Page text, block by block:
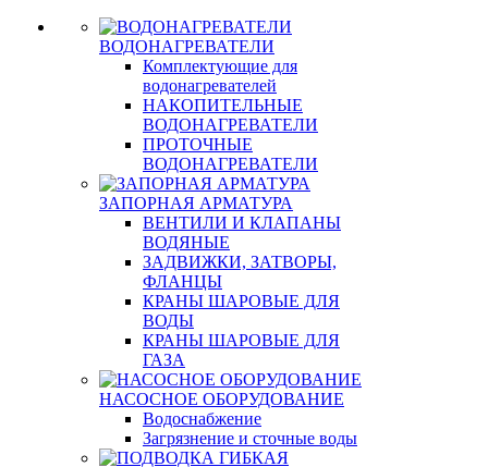
ВОДОНАГРЕВАТЕЛИ
Комплектующие для
водонагревателей
НАКОПИТЕЛЬНЫЕ
ВОДОНАГРЕВАТЕЛИ
ПРОТОЧНЫЕ
ВОДОНАГРЕВАТЕЛИ
ЗАПОРНАЯ АРМАТУРА
ВЕНТИЛИ И КЛАПАНЫ
ВОДЯНЫЕ
ЗАДВИЖКИ, ЗАТВОРЫ,
ФЛАНЦЫ
КРАНЫ ШАРОВЫЕ ДЛЯ
ВОДЫ
КРАНЫ ШАРОВЫЕ ДЛЯ
ГАЗА
НАСОСНОЕ ОБОРУДОВАНИЕ
Водоснабжение
Загрязнение и сточные воды